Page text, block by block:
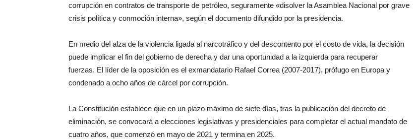
corrupción en contratos de transporte de petróleo, seguramente «disolver la Asamblea Nacional por grave
crisis política y conmoción interna», según el documento difundido por la presidencia.
En medio del alza de la violencia ligada al narcotráfico y del descontento por el costo de vida, la decisión
puede implicar el fin del gobierno de derecha y dar una oportunidad a la izquierda para recuperar
fuerzas. El líder de la oposición es el exmandatario Rafael Correa (2007-2017), prófugo en Europa y
condenado a ocho años de cárcel por corrupción.
La Constitución establece que en un plazo máximo de siete días, tras la publicación del decreto de
eliminación, se convocará a elecciones legislativas y presidenciales para completar el actual mandato de
cuatro años, que comenzó en mayo de 2021 y termina en 2025.